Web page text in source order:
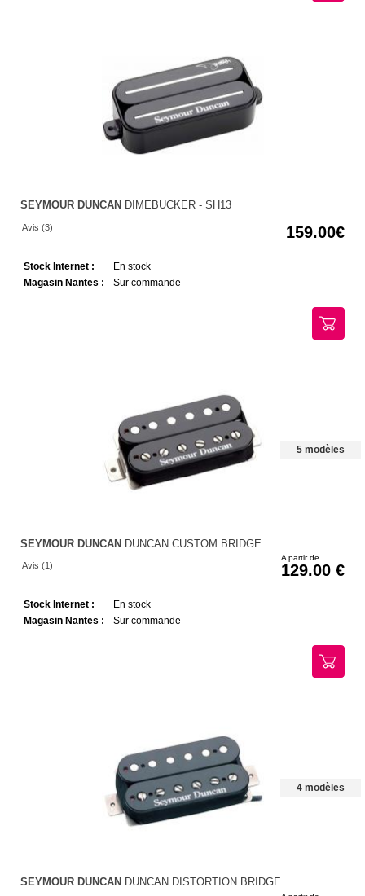
SEYMOUR DUNCAN DIMEBUCKER - SH13
Avis (3) 159.00
Stock Internet :
En stock
Magasin Nantes :
Sur commande
5 modèles
SEYMOUR DUNCAN DUNCAN CUSTOM BRIDGE
Avis (1)
A partir de
129.00
Stock Internet :
En stock
Magasin Nantes :
Sur commande
4 modèles
SEYMOUR DUNCAN DUNCAN DISTORTION BRIDGE